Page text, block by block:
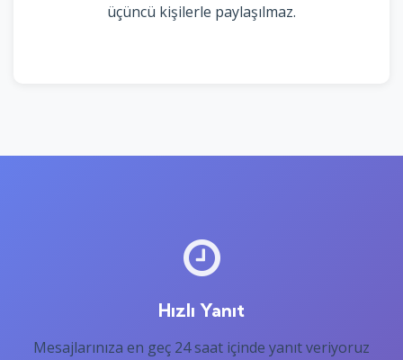
üçüncü kişilerle paylaşılmaz.
Hızlı Yanıt
Mesajlarınıza en geç 24 saat içinde yanıt veriyoruz